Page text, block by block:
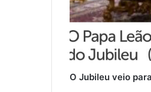
O Jubileu veio